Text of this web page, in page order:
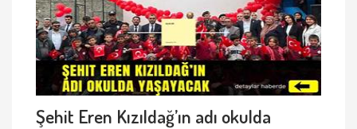
Şehit Eren Kızıldağ’ın adı okulda